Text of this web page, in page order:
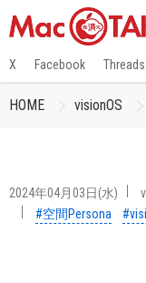
X Facebook Threads
HOME visionOS
2024年04月03日(水)
#空間Persona